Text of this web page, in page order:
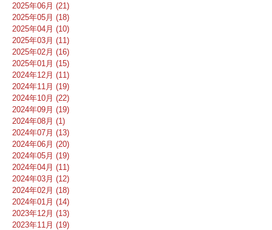
2025年06月 (21)
2025年05月 (18)
2025年04月 (10)
2025年03月 (11)
2025年02月 (16)
2025年01月 (15)
2024年12月 (11)
2024年11月 (19)
2024年10月 (22)
2024年09月 (19)
2024年08月 (1)
2024年07月 (13)
2024年06月 (20)
2024年05月 (19)
2024年04月 (11)
2024年03月 (12)
2024年02月 (18)
2024年01月 (14)
2023年12月 (13)
2023年11月 (19)